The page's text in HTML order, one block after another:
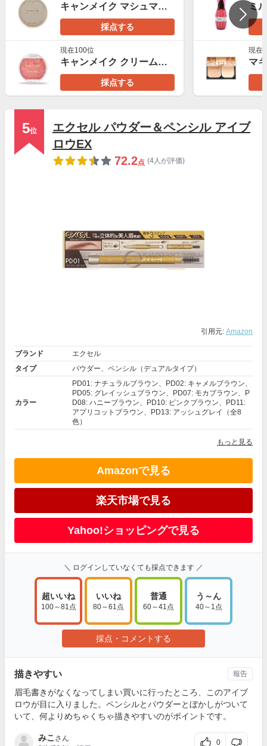
キャンメイク マシュマロフィニッシュパウダー
採点する
現在100位
キャンメイク クリームチーク
採点する
現在
5位
エクセル パウダー＆ペンシル アイブ
ロウEX
72.2点 (4人が評価)
引用元: Amazon
ブランド
エクセル
タイプ
パウダー、ペンシル（デュアルタイプ）
カラー
PD01: ナチュラルブラウン、PD02: キャメルブラウン、
PD05: グレイッシュブラウン、PD07: モカブラウン、P
D08: ハニーブラウン、PD10: ピンクブラウン、PD11:
アプリコットブラウン、PD13: アッシュグレイ（全8
色）
もっと見る
Amazonで見る
楽天市場で見る
Yahoo!ショッピングで見る
＼ ログインしていなくても採点できます ／
超いいね
100～81点
いいね
80～61点
普通
60～41点
う～ん
40～1点
採点・コメントする
描きやすい
眉毛書きがなくなってしまい買いに行ったところ、このアイブ
ロウが目に入りました。ペンシルとパウダーとぼかしがついて
いて、何よりめちゃくちゃ描きやすいのがポイントです。
みこ さん
0
報告